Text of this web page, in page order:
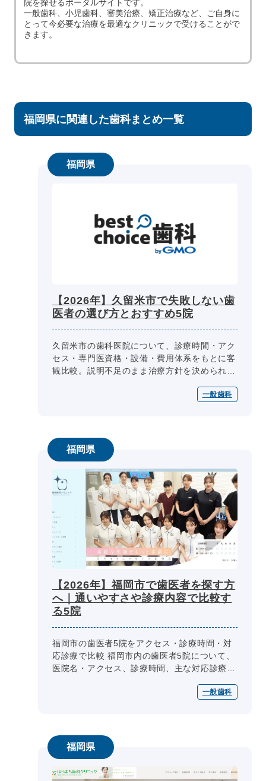
院を探せるポータルサイトです。
一般歯科、小児歯科、審美治療、矯正治療など、ご自身に
とって今必要な治療を最適なクリニックで受けることがで
きます。
福岡県に関連した歯科まとめ一覧
福岡県
【2026年】久留米市で失敗しない歯
医者の選び方とおすすめ5院
久留米市の歯科医院について、診療時間・アク
セス・専門医資格・設備・費用体系をもとに客
観比較。説明不足のまま治療方針を決められた
安、インプラント・マウスピース矯正...一般歯科
福岡県
【2026年】福岡市で歯医者を探す方
へ｜通いやすさや診療内容で比較す
る5院
福岡市の歯医者5院をアクセス・診療時間・対
応診療で比較 福岡市内の歯医者5院について、
医院名・アクセス、診療時間、主な対応診療、
一般歯科
福岡県